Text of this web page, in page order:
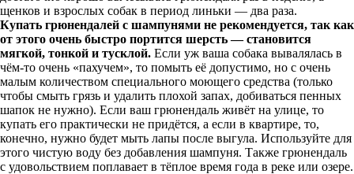
щенков и взрослых собак в период линьки — два раза.
Купать грюнендалей с шампунями не рекомендуется, так как
от этого очень быстро портится шерсть — становится
мягкой, тонкой и тусклой. Если уж ваша собака вывалялась в
чём-то очень «пахучем», то помыть её допустимо, но с очень
малым количеством специального моющего средства (только
чтобы смыть грязь и удалить плохой запах, добиваться пенных
шапок не нужно). Если ваш грюнендаль живёт на улице, то
купать его практически не придётся, а если в квартире, то,
конечно, нужно будет мыть лапы после выгула. Используйте для
этого чистую воду без добавления шампуня. Также грюнендаль
с удовольствием поплавает в тёплое время года в реке или озере.